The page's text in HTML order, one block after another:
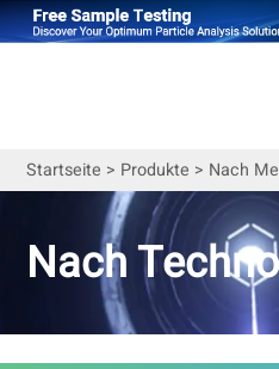
Startseite > Produkte > Nach
Nach